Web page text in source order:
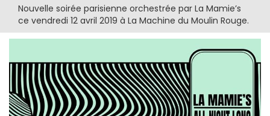
Nouvelle soirée parisienne orchestrée par La Mamie’s
ce vendredi 12 avril 2019 à La Machine du Moulin Rouge.